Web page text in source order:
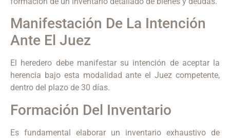
Manifestación De La Intención
Ante El Juez
El heredero debe manifestar su intención de aceptar la
herencia bajo esta modalidad ante el Juez competente,
dentro del plazo de 30 días.
Formación Del Inventario
Es fundamental elaborar un inventario exhaustivo de